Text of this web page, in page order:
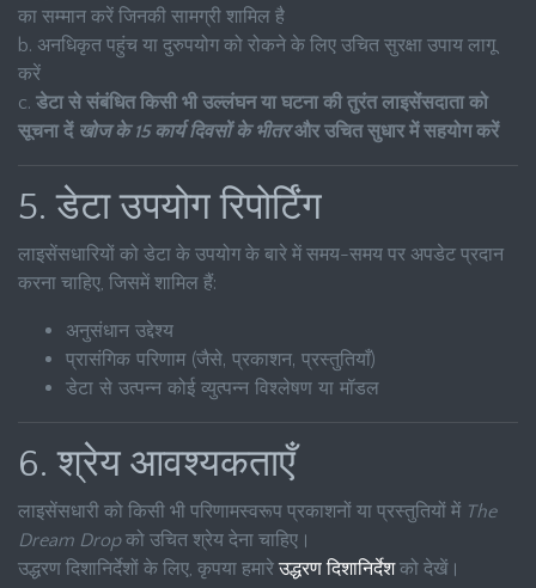
का सम्मान करें जिनकी सामग्री शामिल है
b. अनधिकृत पहुंच या दुरुपयोग को रोकने के लिए उचित सुरक्षा उपाय लागू
करें
c. डेटा से संबंधित किसी भी उल्लंघन या घटना की तुरंत लाइसेंसदाता को
सूचना दें खोज के 15 कार्य दिवसों के भीतरऔर उचित सुधार में सहयोग करें
5. डेटा उपयोग रिपोर्टिंग
लाइसेंसधारियों को डेटा के उपयोग के बारे में समय-समय पर अपडेट प्रदान
करना चाहिए, जिसमें शामिल हैं:
अनुसंधान उद्देश्य
प्रासंगिक परिणाम (जैसे, प्रकाशन, प्रस्तुतियाँ)
डेटा से उत्पन्न कोई व्युत्पन्न विश्लेषण या मॉडल
6. श्रेय आवश्यकताएँ
लाइसेंसधारी को किसी भी परिणामस्वरूप प्रकाशनों या प्रस्तुतियों में The
Dream Dropको उचित श्रेय देना चाहिए।
उद्धरण दिशानिर्देशों के लिए, कृपया हमारेउद्धरण दिशानिर्देशको देखें।